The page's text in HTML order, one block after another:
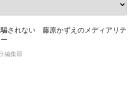
騙されない 藤原かずえのメディアリテ
編集部